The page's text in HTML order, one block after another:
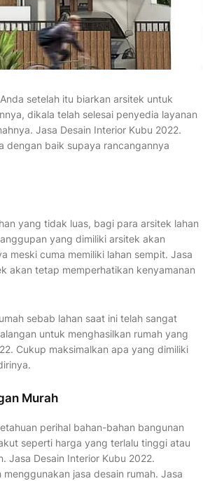
setelah itu biarkan arsitek untuk
dikala telah selesai penyedia layanan
Jasa Desain Interior Kubu 2022.
dengan baik supaya rancangannya
yang tidak luas, bagi para arsitek lahan
yang dimiliki arsitek akan
meski cuma memiliki lahan sempit. Jasa
akan tetap memperhatikan kenyamanan
sebab lahan saat ini telah sangat
untuk menghasilkan rumah yang
Cukup maksimalkan apa yang dimiliki
Murah
perihal bahan-bahan bangunan
seperti harga yang terlalu tinggi atau
Jasa Desain Interior Kubu 2022.
jasa desain rumah. Jasa